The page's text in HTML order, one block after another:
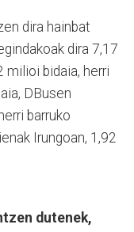
dira hainbat
dira 7,17
milioi bidaia, herri
DBusen
barruko
Irungoan, 1,92
dutenek,